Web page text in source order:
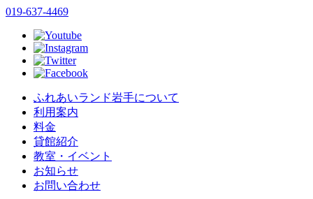
019-637-4469
ふれあいランド岩手について
利用案内
料金
貸館紹介
教室・イベント
お知らせ
お問い合わせ